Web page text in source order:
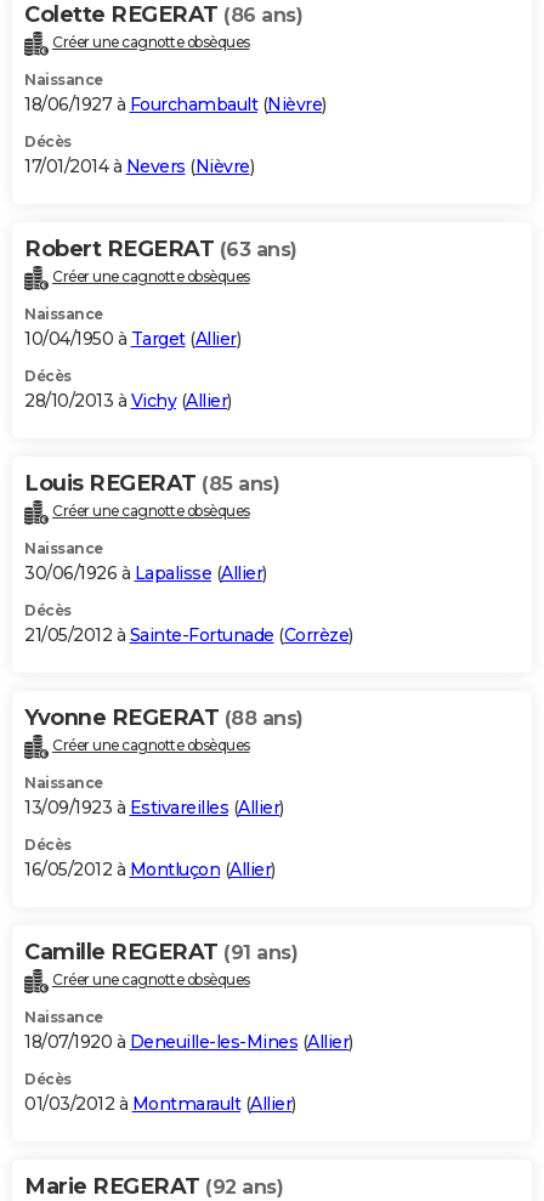
Colette REGERAT (86 ans)
Créer une cagnotte obsèques
Naissance
18/06/1927 à Fourchambault(Nièvre)
Décès
17/01/2014 à Nevers (Nièvre)
Robert REGERAT (63 ans)
Créer une cagnotte obsèques
Naissance
10/04/1950 à Target(Allier)
Décès
28/10/2013 à Vichy(Allier)
Louis REGERAT (85 ans)
Créer une cagnotte obsèques
Naissance
30/06/1926 à Lapalisse (Allier)
Décès
21/05/2012 à Sainte-Fortunade (Corrèze)
Yvonne REGERAT (88 ans)
Créer une cagnotte obsèques
Naissance
13/09/1923 à Estivareilles (Allier)
Décès
16/05/2012 à Montluçon (Allier)
Camille REGERAT (91 ans)
Créer une cagnotte obsèques
Naissance
18/07/1920 à Deneuille-les-Mines (Allier)
Décès
01/03/2012 à Montmarault(Allier)
Marie REGERAT (92 ans)